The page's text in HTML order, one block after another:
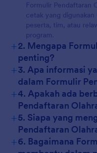
Formulir Pendaftaran
cetak yang
peserta, tim, atau
program.
+2. Mengapa
penting?
+3. Apa informasi
dalam Formulir
+4. Apakah ada
Pendaftaran
+5. Siapa yang
Pendaftaran
+6. Bagaimana